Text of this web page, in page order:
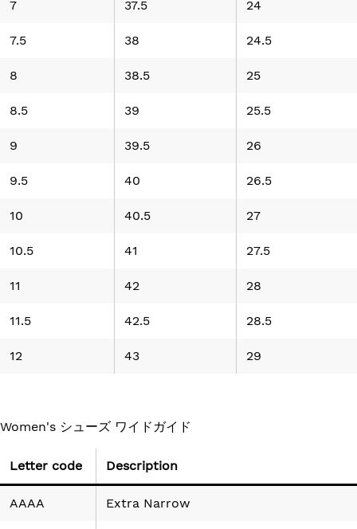
7 37.5 24
7.5 38 24.5
8 38.5 25
8.5 39 25.5
9 39.5 26
9.5 40 26.5
10 40.5 27
10.5 41 27.5
11 42 28
11.5 42.5 28.5
12 43 29
Women's シューズ ワイドガイド
Letter code Description
AAAA Extra Narrow